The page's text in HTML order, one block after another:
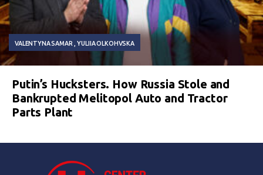
VALENTYNA SAMAR YULIIA OLKOHVSKA
Putin’s Hucksters. How Russia Stole and
Bankrupted Melitopol Auto and Tractor
Parts Plant